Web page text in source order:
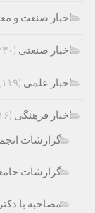
اخبار صنعت و
اخبار صنعتی (۱,۲۳۰)
اخبار علمی (۱,۱۱۹)
اخبار فرهنگی (۷,۷۱۶)
گزارشات
گزارشات
مصاحبه با